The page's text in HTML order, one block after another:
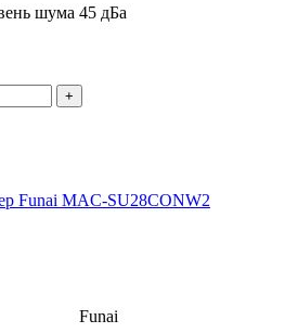
шума 45 дБа
+
Funai MAC-SU28CONW2
Funai